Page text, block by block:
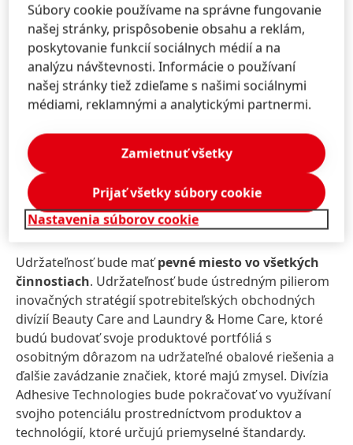
používa, bude recyklovateľných alebo opätovne
použiteľných** a zároveň chce spoločnosť o 50
percent znížiť množstvo nových plastov z fosílnych
surovín, ktoré používa na balenie svojich
spotrebiteľských produktov.
Henkel chce tiež posilniť svoj pozitívny sociálny vplyv
na komunity – prostredníctvom 100 % zodpovednosti
pri získavaní zdrojov, zapojením svojich viac než 50
000 angažovaných zamestnancov a pomocou pri
zlepšovaní života 20 miliónov ľudí na celom svete do
roku 2025.
Udržateľnosť bude maťpevné miesto vo všetkých
činnostiach. Udržateľnosť bude ústredným pilierom
inovačných stratégií spotrebiteľských obchodných
divízií Beauty Care and Laundry & Home Care, ktoré
budú budovať svoje produktové portfóliá s
osobitným dôrazom na udržateľné obalové riešenia a
ďalšie zavádzanie značiek, ktoré majú zmysel. Divízia
Adhesive Technologies bude pokračovať vo využívaní
svojho potenciálu prostredníctvom produktov a
technológií, ktoré určujú priemyselné štandardy.
Súbory cookie používame na správne fungovanie
našej stránky, prispôsobenie obsahu a reklám,
poskytovanie funkcií sociálnych médií a na
analýzu návštevnosti. Informácie o používaní
našej stránky tiež zdieľame s našimi sociálnymi
médiami, reklamnými a analytickými partnermi.
Nastavenia súborov cookie
Zamietnuť všetky
Prijať všetky súbory cookie